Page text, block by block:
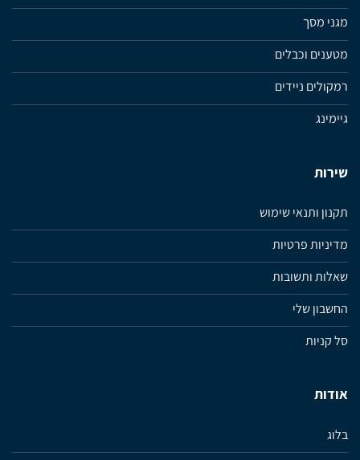
מגני מסך
מטענים וכבלים
רמקולים ניידים
גיימינג
שירות
תקנון ותנאי שימוש
מדיניות פרטיות
שאלות ותשובות
החשבון שלי
סל קניות
אודות
בלוג